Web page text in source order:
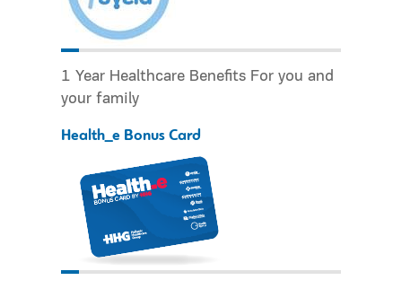
1 Year Healthcare Benefits For you and
your family
Health_e Bonus Card